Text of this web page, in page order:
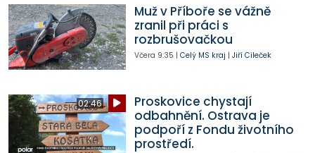
Muž v Příboře se vážně
zranil při práci s
rozbrušovačkou
Včera 9:35 | Celý MS kraj | Jiří Cileček
02:46
Proskovice chystají
odbahnění. Ostrava je
podpoří z Fondu životního
prostředí.